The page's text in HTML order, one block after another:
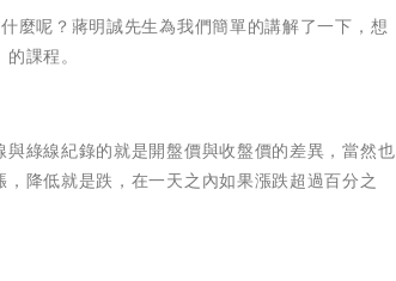
麼呢？蔣明誠先生為我們簡單的講解了一下，想
課程。
綠線紀錄的就是開盤價與收盤價的差異，當然也
降低就是跌，在一天之內如果漲跌超過百分之